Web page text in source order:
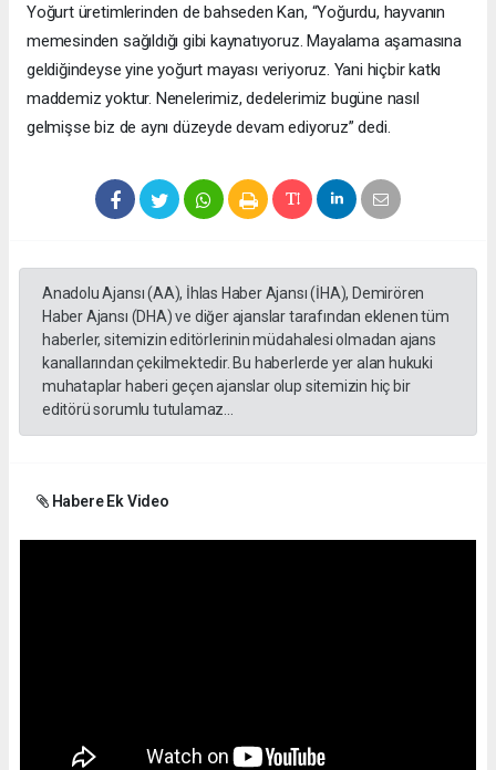
Yoğurt üretimlerinden de bahseden Kan, “Yoğurdu, hayvanın
memesinden sağıldığı gibi kaynatıyoruz. Mayalama aşamasına
geldiğindeyse yine yoğurt mayası veriyoruz. Yani hiçbir katkı
maddemiz yoktur. Nenelerimiz, dedelerimiz bugüne nasıl
gelmişse biz de aynı düzeyde devam ediyoruz” dedi.
Anadolu Ajansı (AA), İhlas Haber Ajansı (İHA), Demirören
Haber Ajansı (DHA) ve diğer ajanslar tarafından eklenen tüm
haberler, sitemizin editörlerinin müdahalesi olmadan ajans
kanallarından çekilmektedir. Bu haberlerde yer alan hukuki
muhataplar haberi geçen ajanslar olup sitemizin hiç bir
editörü sorumlu tutulamaz...
Habere Ek Video